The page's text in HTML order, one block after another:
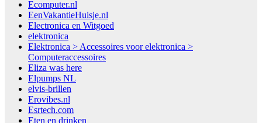
Ecomputer.nl
EenVakantieHuisje.nl
Electronica en Witgoed
elektronica
Elektronica > Accessoires voor elektronica >
Computeraccessoires
Eliza was here
Elpumps NL
elvis-brillen
Erovibes.nl
Esrtech.com
Eten en drinken